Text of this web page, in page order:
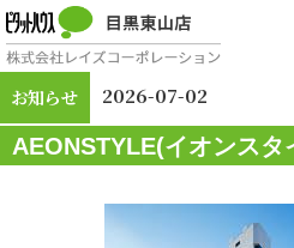
お知らせ 2026-07-02
AEONSTYLE(イオンスタ